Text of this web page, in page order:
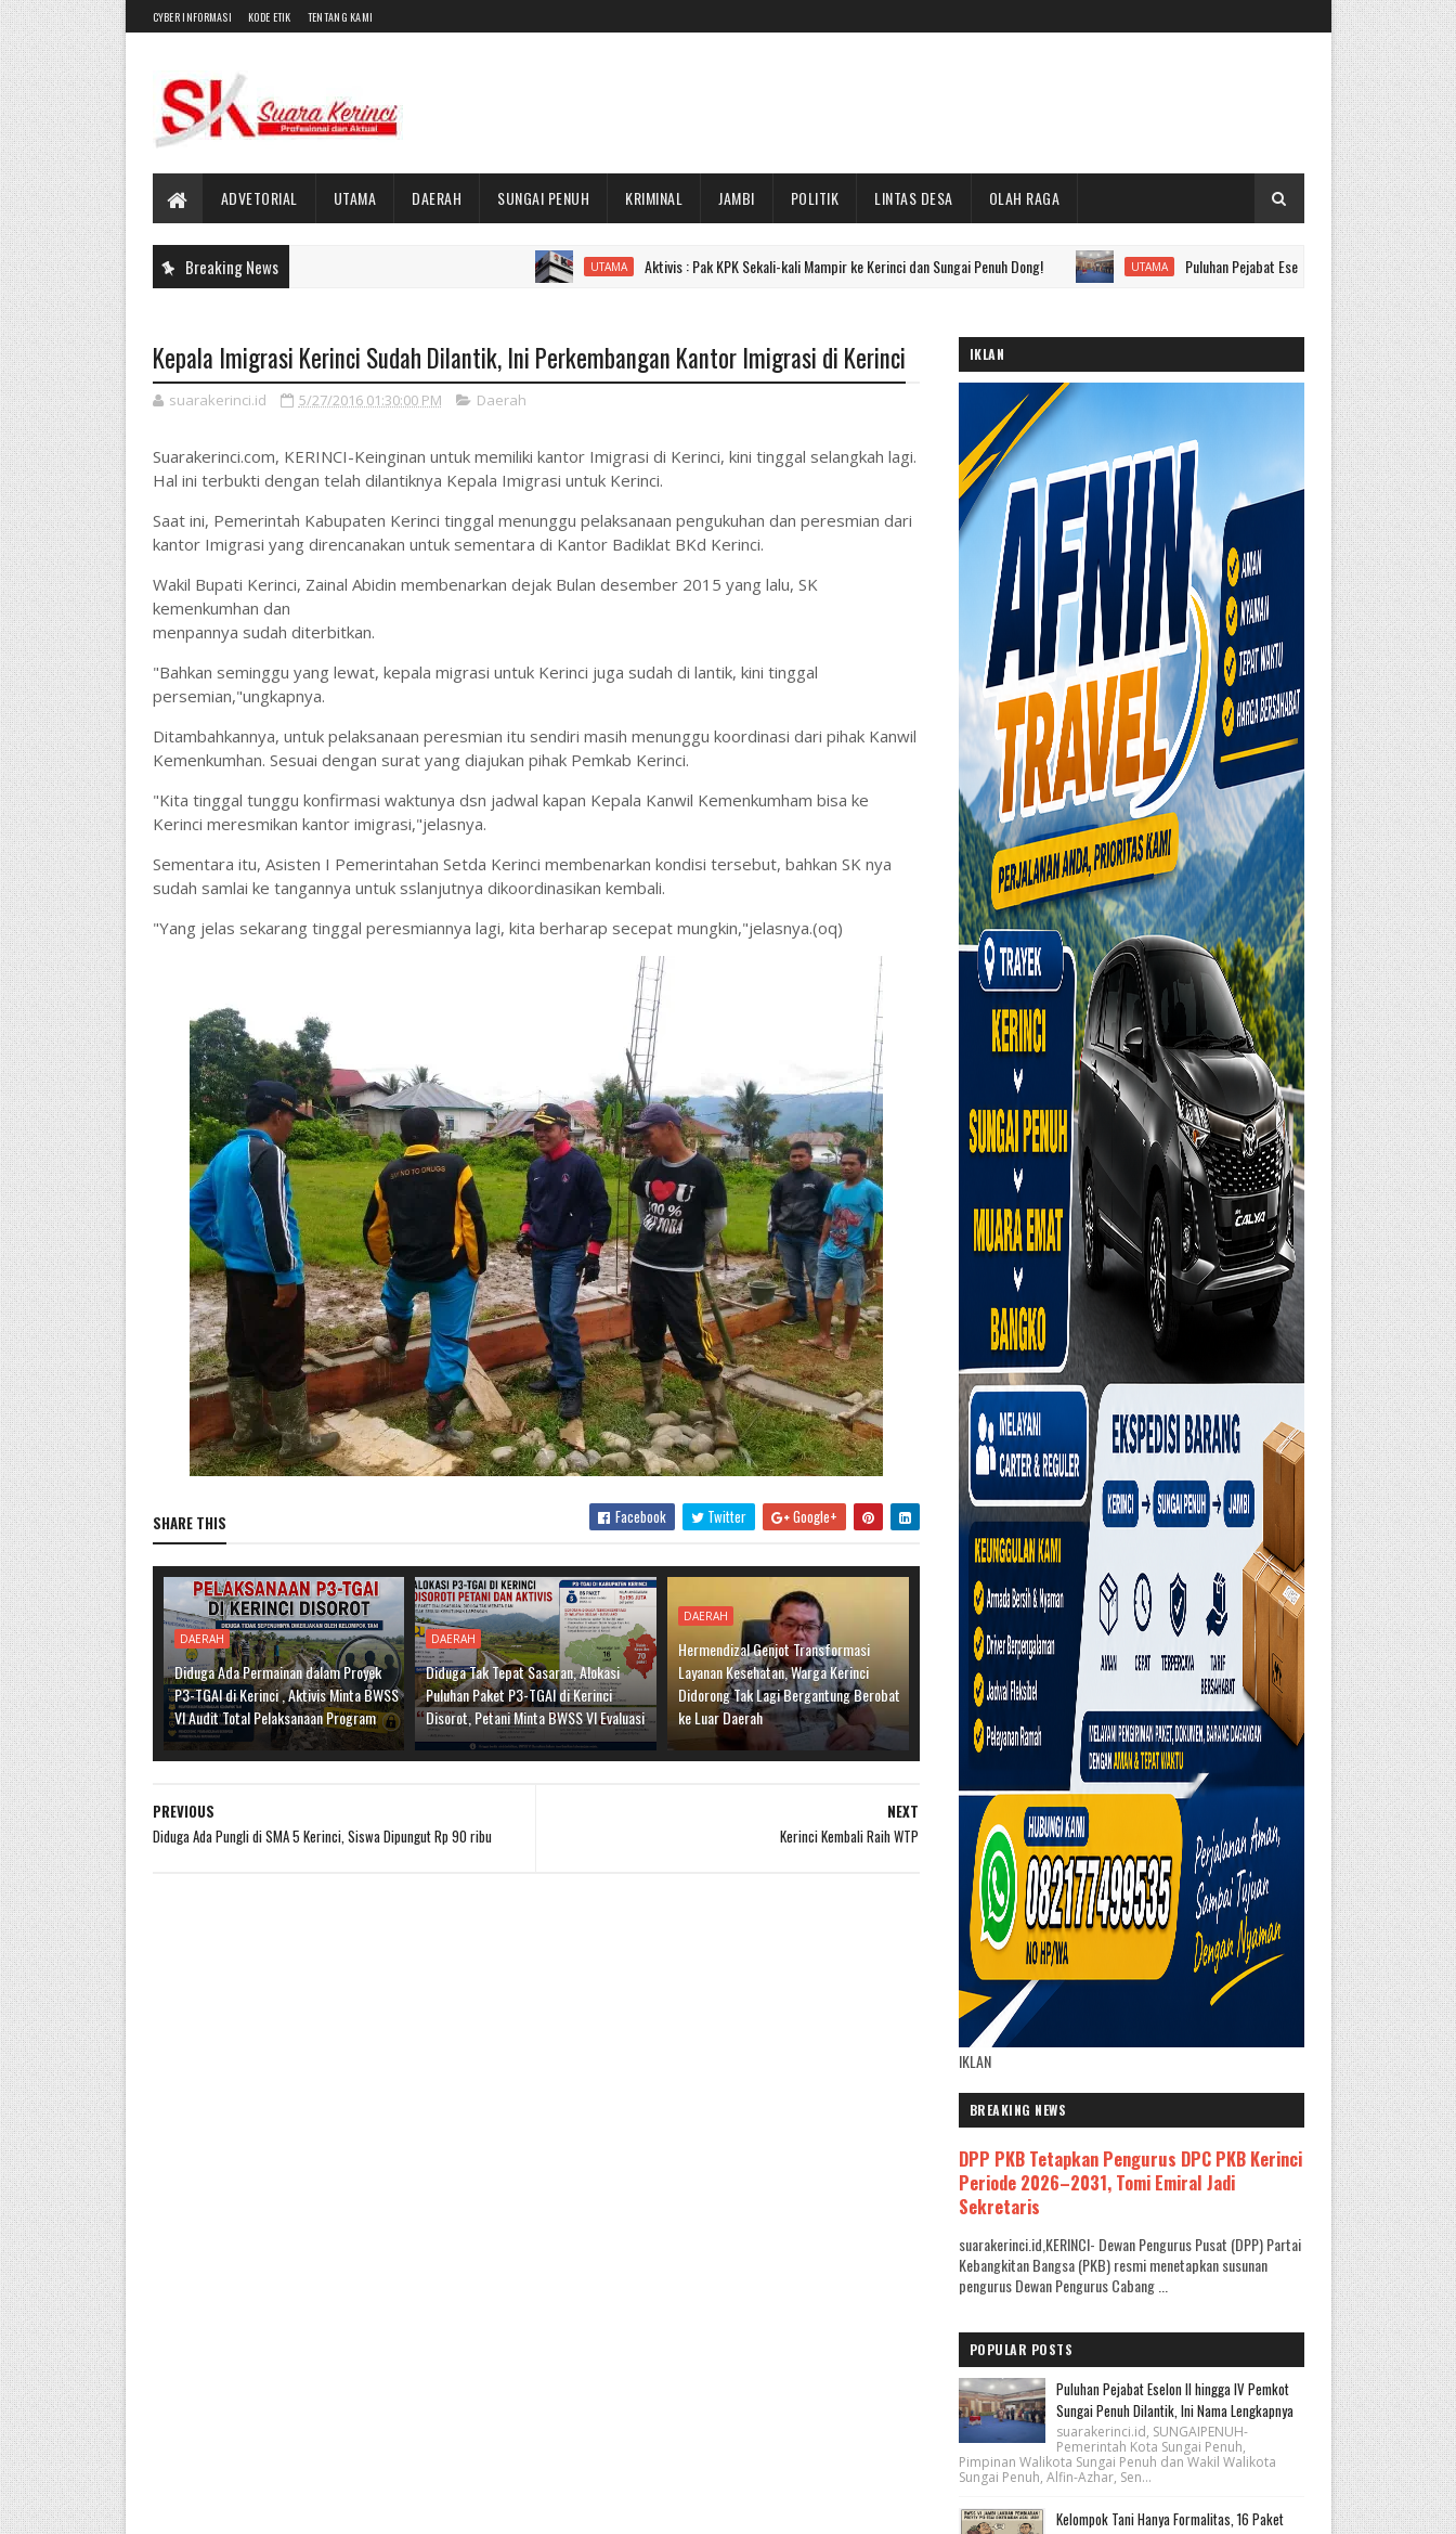
CYBER INFORMASI KODE ETIK TENTANG KAMI
ADVETORIAL UTAMA DAERAH SUNGAI PENUH KRIMINAL JAMBI POLITIK LINTAS DESA OLAH RAGA
Breaking News UTAMA Aktivis : Pak KPK Sekali-kali Mampir ke Kerinci dan Sungai Penuh Dong! UTAMA Puluhan Pejabat Eselon II hingga IV Pemkot Sungai Penuh
Kepala Imigrasi Kerinci Sudah Dilantik, Ini Perkembangan Kantor Imigrasi di Kerinci
suarakerinci.id 5/27/2016 01:30:00 PM Daerah
Suarakerinci.com, KERINCI-Keinginan untuk memiliki kantor Imigrasi di Kerinci, kini tinggal selangkah lagi.
Hal ini terbukti dengan telah dilantiknya Kepala Imigrasi untuk Kerinci.
Saat ini, Pemerintah Kabupaten Kerinci tinggal menunggu pelaksanaan pengukuhan dan peresmian dari
kantor Imigrasi yang direncanakan untuk sementara di Kantor Badiklat BKd Kerinci.
Wakil Bupati Kerinci, Zainal Abidin membenarkan dejak Bulan desember 2015 yang lalu, SK
kemenkumhan dan
menpannya sudah diterbitkan.
"Bahkan seminggu yang lewat, kepala migrasi untuk Kerinci juga sudah di lantik, kini tinggal
persemian,"ungkapnya.
Ditambahkannya, untuk pelaksanaan peresmian itu sendiri masih menunggu koordinasi dari pihak Kanwil
Kemenkumhan. Sesuai dengan surat yang diajukan pihak Pemkab Kerinci.
"Kita tinggal tunggu konfirmasi waktunya dsn jadwal kapan Kepala Kanwil Kemenkumham bisa ke
Kerinci meresmikan kantor imigrasi,"jelasnya.
Sementara itu, Asisten I Pemerintahan Setda Kerinci membenarkan kondisi tersebut, bahkan SK nya
sudah samlai ke tangannya untuk sslanjutnya dikoordinasikan kembali.
"Yang jelas sekarang tinggal peresmiannya lagi, kita berharap secepat mungkin,"jelasnya.(oq)
SHARE THIS Facebook Twitter Google+
DAERAH
Diduga Ada Permainan dalam Proyek
P3-TGAI di Kerinci , Aktivis Minta BWSS
VI Audit Total Pelaksanaan Program
DAERAH
Diduga Tak Tepat Sasaran, Alokasi
Puluhan Paket P3-TGAI di Kerinci
Disorot, Petani Minta BWSS VI Evaluasi
DAERAH
Hermendizal Genjot Transformasi
Layanan Kesehatan, Warga Kerinci
Didorong Tak Lagi Bergantung Berobat
ke Luar Daerah
NEXT
Kerinci Kembali Raih WTP
PREVIOUS
Diduga Ada Pungli di SMA 5 Kerinci, Siswa Dipungut Rp 90 ribu
IKLAN
IKLAN
BREAKING NEWS
DPP PKB Tetapkan Pengurus DPC PKB Kerinci
Periode 2026–2031, Tomi Emiral Jadi
Sekretaris
suarakerinci.id,KERINCI- Dewan Pengurus Pusat (DPP) Partai
Kebangkitan Bangsa (PKB) resmi menetapkan susunan
pengurus Dewan Pengurus Cabang ...
POPULAR POSTS
Puluhan Pejabat Eselon II hingga IV Pemkot
Sungai Penuh Dilantik, Ini Nama Lengkapnya
suarakerinci.id, SUNGAIPENUH-
Pemerintah Kota Sungai Penuh,
Pimpinan Walikota Sungai Penuh dan Wakil Walikota
Sungai Penuh, Alfin-Azhar, Sen...
Kelompok Tani Hanya Formalitas, 16 Paket